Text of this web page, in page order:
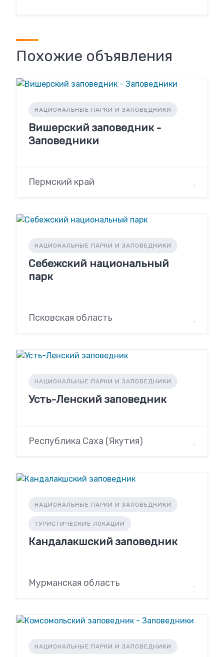
Похожие объявления
НАЦИОНАЛЬНЫЕ ПАРКИ И ЗАПОВЕДНИКИ
Вишерский заповедник -
Заповедники
Пермский край
НАЦИОНАЛЬНЫЕ ПАРКИ И ЗАПОВЕДНИКИ
Себежский национальный
парк
Псковская область
НАЦИОНАЛЬНЫЕ ПАРКИ И ЗАПОВЕДНИКИ
Усть-Ленский заповедник
Республика Саха (Якутия)
НАЦИОНАЛЬНЫЕ ПАРКИ И ЗАПОВЕДНИКИ
ТУРИСТИЧЕСКИЕ ЛОКАЦИИ
Кандалакшский заповедник
Мурманская область
НАЦИОНАЛЬНЫЕ ПАРКИ И ЗАПОВЕДНИКИ